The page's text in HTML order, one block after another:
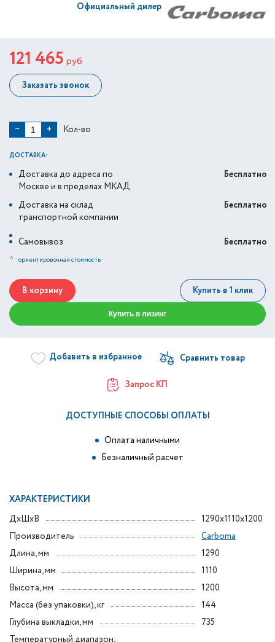
Официальный дилер
121 465 руб
Заказать звонок
− + Кол-во
ДОСТАВКА:
Доставка до адреса по
Москве и в пределах МКАД
Бесплатно
Доставка на склад
транспортной компании
Бесплатно
Самовывоз
Бесплатно
* ориентировочная стоимость
В корзину Купить в 1 клик
Купить в лизинг
Добавить в избранное
Запрос КП
ДОСТУПНЫЕ СПОСОБЫ ОПЛАТЫ
Оплата наличными
Безналичный расчет
ХАРАКТЕРИСТИКИ
ДxШxВ
1290x1110x1200
Производитель
Carboma
Длина, мм
1290
Ширина, мм
1110
Высота, мм
1200
Масса (без упаковки), кг
144
Глубина выкладки, мм
735
Температурный диапазон,